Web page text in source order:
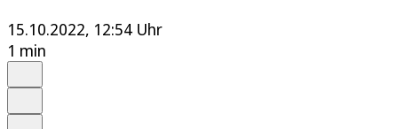
15.10.2022, 12:54 Uhr
1 min